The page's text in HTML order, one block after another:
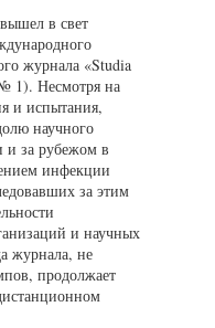
в свет
журнала «Studia
1). Несмотря на
и испытания,
научного
и за рубежом в
инфекции
за этим
и научных
журнала, не
продолжает